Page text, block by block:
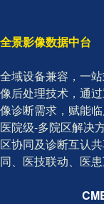
全景影像数据中台
全域设备兼容，一
像后处理技术，通
像诊断需求，赋能
医院级-多院区解决
区协同及诊断互认
同、医技联动、医